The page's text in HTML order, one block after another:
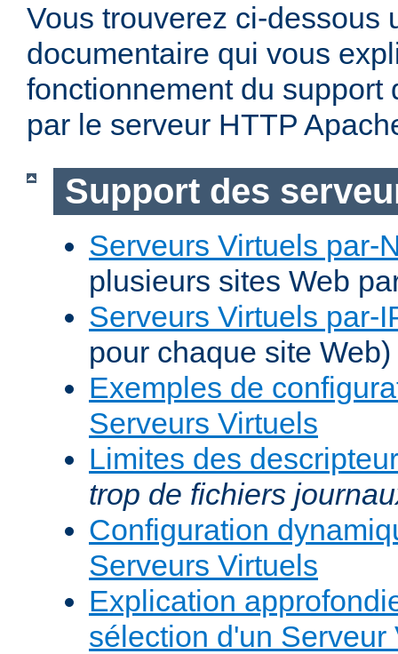
Vous trouverez ci-dessous
documentaire qui vous
fonctionnement du support
par le serveur HTTP
Support des
Serveurs Virtuels par-
plusieurs sites Web
Serveurs Virtuels par-
pour chaque site Web)
Exemples de
Serveurs Virtuels
Limites des
trop de fichiers
Configuration
Serveurs Virtuels
Explication
sélection d'un Serveur